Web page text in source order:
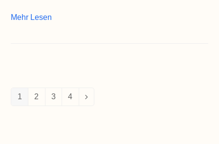
Mehr Lesen
Seite
1 Seite
2 Seite
3 Seite
4 Vorwärts